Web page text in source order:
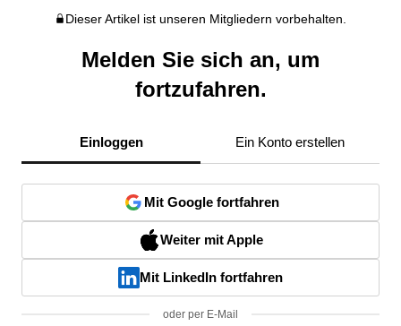
Dieser Artikel ist unseren Mitgliedern vorbehalten.
Melden Sie sich an, um
fortzufahren.
Einloggen Ein Konto erstellen
Mit Google fortfahren
Weiter mit Apple
Mit LinkedIn fortfahren
oder per E-Mail